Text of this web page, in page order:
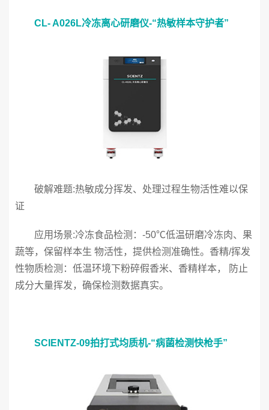
CL- A026L冷冻离心研磨仪-“热敏样本守护者”
破解难题:热敏成分挥发、处理过程生物活性难以保
证
应用场景:冷冻食品检测：-50℃低温研磨冷冻肉、果
蔬等，保留样本生 物活性，提供检测准确性。香精/挥发
性物质检测：低温环境下粉碎假香米、香精样本， 防止
成分大量挥发，确保检测数据真实。
SCIENTZ-09拍打式均质机-“病菌检测快枪手”